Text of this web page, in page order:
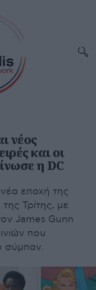
νέος
και οι
η DC
εποχή της
Τρίτης, με
James Gunn
που
σύμπαν.